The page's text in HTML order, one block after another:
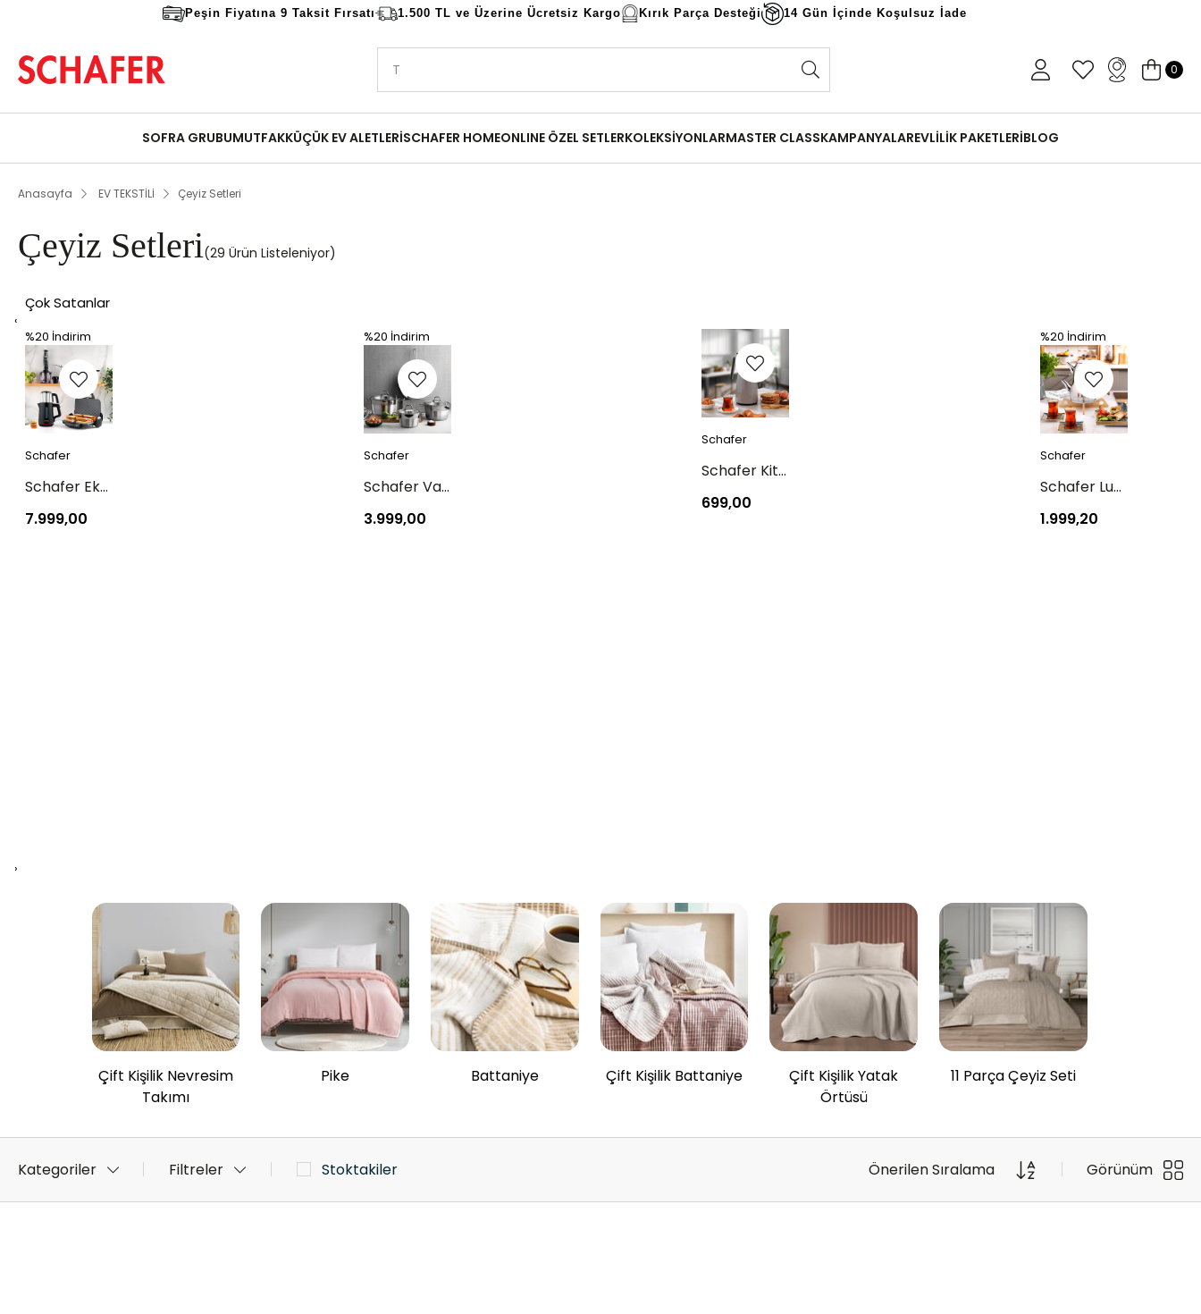
Peşin Fiyatına 9 Taksit Fırsatı 1.500 TL ve Üzerine Ücretsiz Kargo Kırık Parça Desteği 14 Gün İçinde Koşulsuz İade
0
SOFRA GRUBUMUTFAKKÜÇÜK EV ALETLERİSCHAFER HOMEONLINE ÖZEL SETLERKOLEKSİYONLARMASTER CLASSKAMPANYALAREVLİLİK PAKETLERİBLOG
Anasayfa EV TEKSTİLİ Çeyiz Setleri
Çeyiz Setleri 29 Ürün
Çok Satanlar
‹
%20 İndirim
Schafer
Schafer Eko Set
7.999,00
%20 İndirim
Schafer
Schafer Vals Çelik Tencere Seti-7 Parça-Inox
3.999,00
Schafer
Schafer Kitchenhouse Aqua Termos 1,5 L-Gri
699,00
%20 İndirim
Schafer
Schafer Luz Orta Boy Çelik Çaydanlık Takımı 3 Parça-Kahve
1.999,20
›
Çift Kişilik Nevresim
Takımı
Pike Battaniye Çift Kişilik Battaniye
Çift Kişilik Yatak
Örtüsü
11 Parça Çeyiz Seti
Kategoriler Filtreler Stoktakiler